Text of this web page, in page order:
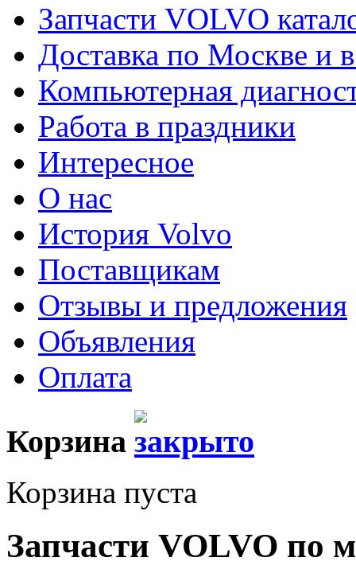
Запчасти VOLVO
Доставка по Москве и
Компьютерная
Работа в праздники
Интересное
О нас
История Volvo
Поставщикам
Отзывы и предложения
Объявления
Оплата
Корзина
Корзина пуста
Запчасти VOLVO по